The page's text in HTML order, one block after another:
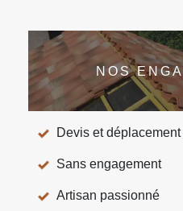
NOS
Devis et
Sans engagement
Artisan passionné